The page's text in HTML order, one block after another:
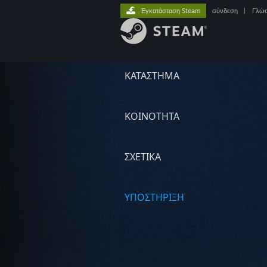
ΚΑΤΑΣΤΗΜΑ
ΚΟΙΝΟΤΗΤΑ
ΣΧΕΤΙΚΆ
ΥΠΟΣΤΗΡΙΞΗ
Εγκατάσταση Steam σύνδεση